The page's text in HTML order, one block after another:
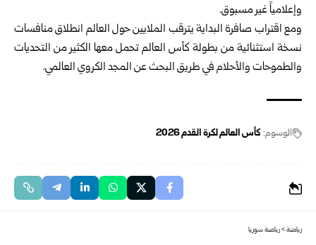
وإعلامياً غير مسبوق‎.‎
ومع اقتراب صافرة البداية يترقب الملايين حول العالم انطلاق ‏منافسات
نسخة استثنائية من بطولة كأس العالم تحمل معها الكثير ‏من التحديات
والطموحات والأحلام في طريق البحث عن المجد ‏الكروي العالمي‎.‎
الوسوم: كأس العالم لكرة القدم ‌‏2026
رياضة>رياضة سوريا